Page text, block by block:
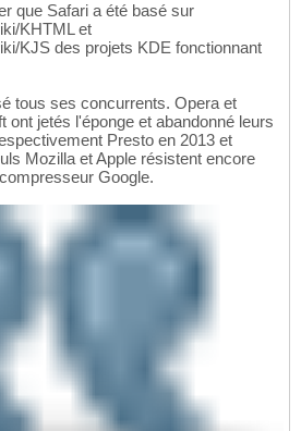
que Safari a été basé sur
KHTML et
KJS des projets KDE fonctionnant
tous ses concurrents. Opera et
ont jetés l'éponge et abandonné leurs
Presto en 2013 et
Mozilla et Apple résistent encore
Google.